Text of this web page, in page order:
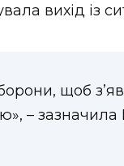
вихід із
щоб
– зазначила